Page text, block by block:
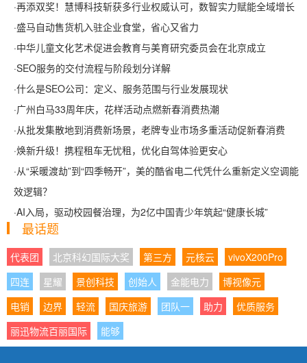
·再添双奖！慧博科技斩获多行业权威认可，数智实力赋能全域增长
·盛马自动售货机入驻企业食堂，省心又省力
·中华儿童文化艺术促进会教育与美育研究委员会在北京成立
·SEO服务的交付流程与阶段划分详解
·什么是SEO公司：定义、服务范围与行业发展现状
·广州白马33周年庆，花样活动点燃新春消费热潮
·从批发集散地到消费新场景，老牌专业市场多重活动促新春消费
·焕新升级！携程租车无忧租，优化自驾体验更安心
·从“采暖渡劫”到“四季畅开”，美的酷省电二代凭什么重新定义空调能
效逻辑？
·AI入局，驱动校园餐治理，为2亿中国青少年筑起“健康长城”
最话题
代表团 北京科幻国际大奖 第三方 元核云
vivoX200Pro
四连
星耀 景创科技 创始人 金能电力
博视像元
电销
边界 轻流 国庆旅游 团队一 助力
优质服务
丽迅物流百丽国际
能够